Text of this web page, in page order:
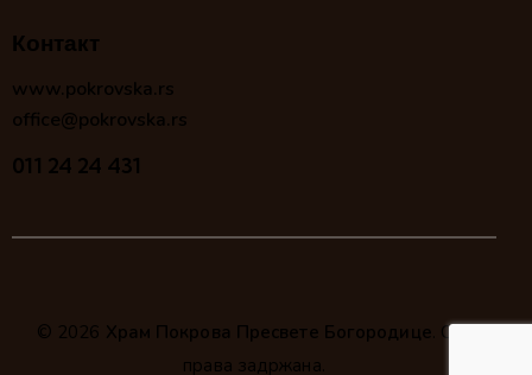
Контакт
www.pokrovska.rs
office@pokrovska.rs
011 24 24 431
© 2026 Храм Покрова Пресвете Богородице. Сва
права задржана.